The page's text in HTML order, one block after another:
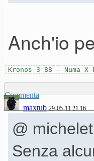
Anch'io
Kronos 3 88 - Numa
Commenta
maxtub 29-05-11 21.16
@ michelet
Senza